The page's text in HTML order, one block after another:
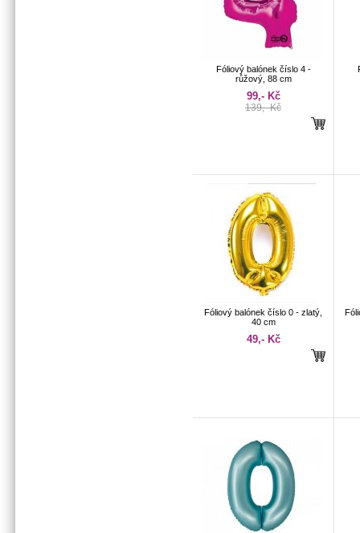
Fóliový balónek číslo 4 -
růžový, 88 cm
99,- Kč
139,- Kč
Fóliový balónek číslo 0 - zlatý,
40 cm
49,- Kč